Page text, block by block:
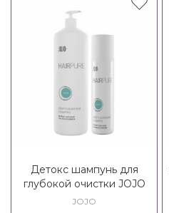
Детокс шампунь для
глубокой очистки JOJO
Detox Deep Cleansing
JOJO